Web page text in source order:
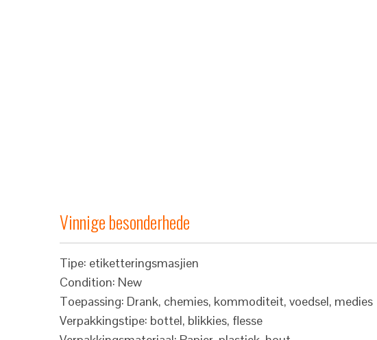
Vinnige besonderhede
Tipe: etiketteringsmasjien
Condition: New
Toepassing: Drank, chemies, kommoditeit, voedsel, medies
Verpakkingstipe: bottel, blikkies, flesse